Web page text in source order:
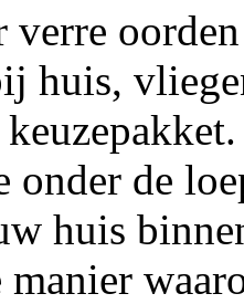
verre
huis,
onder de
huis